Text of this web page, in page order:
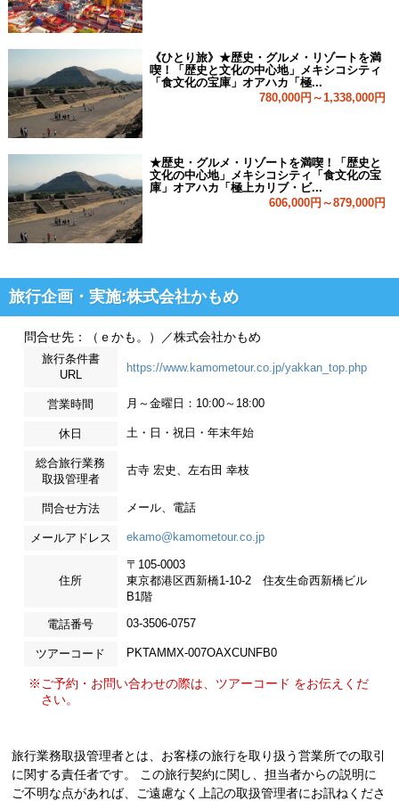
《ひとり旅》★歴史・グルメ・リゾートを満
喫！「歴史と文化の中心地」メキシコシティ
「食文化の宝庫」オアハカ「極...
780,000円～1,338,000円
★歴史・グルメ・リゾートを満喫！「歴史と
文化の中心地」メキシコシティ「食文化の宝
庫」オアハカ「極上カリブ・ビ...
606,000円～879,000円
旅行企画・実施:株式会社かもめ
問合せ先：（ｅかも。）／株式会社かもめ
旅行条件書
URL
https://www.kamometour.co.jp/yakkan_top.php
営業時間 月～金曜日：10:00～18:00
休日 土・日・祝日・年末年始
総合旅行業務
取扱管理者
古寺 宏史、左右田 幸枝
問合せ方法 メール、電話
メールアドレス ekamo@kamometour.co.jp
住所
〒105-0003
東京都港区西新橋1-10-2 住友生命西新橋ビル
B1階
電話番号 03-3506-0757
ツアーコード PKTAMMX-007OAXCUNFB0
※ご予約・お問い合わせの際は、ツアーコード をお伝えくだ
さい。
旅行業務取扱管理者とは、お客様の旅行を取り扱う営業所での取引
に関する責任者です。 この旅行契約に関し、担当者からの説明に
ご不明な点があれば、ご遠慮なく上記の取扱管理者にお訊ねくださ